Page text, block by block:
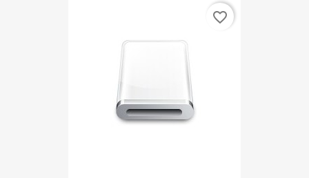
favorite_border